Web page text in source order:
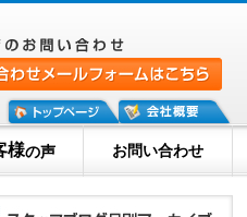
様の声 お問い合わせ